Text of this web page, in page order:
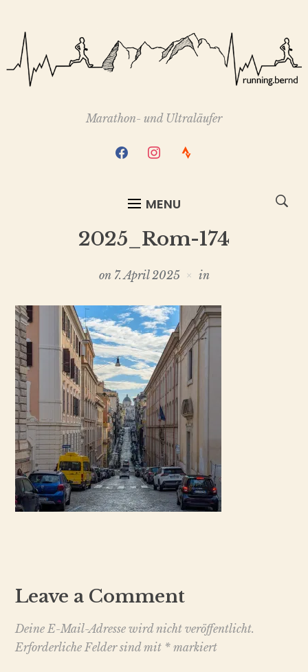
Marathon- und Ultraläufer
facebookinstagram
strava
MENU
2025_Rom-174
on 7. April 2025 in
Leave a Comment
Deine E-Mail-Adresse wird nicht veröffentlicht.
Erforderliche Felder sind mit *markiert